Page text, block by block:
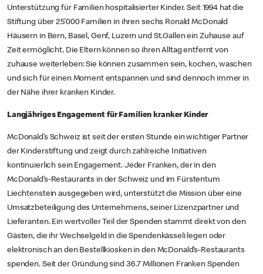
Unterstützung für Familien hospitalisierter Kinder. Seit 1994 hat die
Stiftung über 25’000 Familien in ihren sechs Ronald McDonald
Häusern in Bern, Basel, Genf, Luzern und St.Gallen ein Zuhause auf
Zeit ermöglicht. Die Eltern können so ihren Alltag entfernt von
zuhause weiterleben: Sie können zusammen sein, kochen, waschen
und sich für einen Moment entspannen und sind dennoch immer in
der Nähe ihrer kranken Kinder.
Langjähriges Engagement für Familien kranker Kinder
McDonald’s Schweiz ist seit der ersten Stunde ein wichtiger Partner
der Kinderstiftung und zeigt durch zahlreiche Initiativen
kontinuierlich sein Engagement. Jeder Franken, der in den
McDonald’s-Restaurants in der Schweiz und im Fürstentum
Liechtenstein ausgegeben wird, unterstützt die Mission über eine
Umsatzbeteiligung des Unternehmens, seiner Lizenzpartner und
Lieferanten. Ein wertvoller Teil der Spenden stammt direkt von den
Gästen, die ihr Wechselgeld in die Spendenkässeli legen oder
elektronisch an den Bestellkiosken in den McDonald’s-Restaurants
spenden. Seit der Gründung sind 36.7 Millionen Franken Spenden